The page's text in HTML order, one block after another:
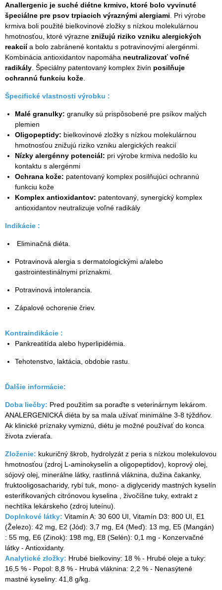
Anallergenic je suché diétne krmivo, ktoré bolo vyvinuté
špeciálne pre psov trpiacich výraznými alergiami . Pri výrobe
krmiva boli použité bielkovinové zložky s nízkou molekulárnou
hmotnosťou, ktoré výrazne znižujú riziko vzniku alergických
reakciía bolo zabránené kontaktu s potravinovými alergénmi.
Kombinácia antioxidantov napomáha neutralizovať voľné
radikály . Špeciálny patentovaný komplex živín posilňuje
ochrannú funkciu kože
Špecifické vlastnosti výrobku :
Malé granulky: granulky sú prispôsobené pre psíkov malých
plemien
Oligopeptidy: bielkovinové zložky s nízkou molekulárnou
hmotnosťou znižujú riziko vzniku alergických reakcií
Nízky alergénny potenciál: pri výrobe krmiva nedošlo ku
kontaktu s alergénmi
Ochrana kože: patentovaný komplex posilňujúci ochrannú
funkciu kože
Komplex antioxidantov: patentovaný, synergický komplex
antioxidantov neutralizuje voľné radikály
Indikácie :
Eliminačná diéta.
Potravinová alergia s dermatologickými a/alebo
gastrointestinálnymi príznakmi.
Potravinová intolerancia.
Zápalové ochorenie čriev.
Kontraindikácie :
Pankreatitída alebo hyperlipidémia.
Tehotenstvo, laktácia, obdobie rastu.
Ďalšie informácie:
Doba liečby: Pred použitím sa poraďte s veterinárnym lekárom.
ANALERGENICKÁ diéta by sa mala užívať minimálne 3-8 týždňov.
Ak klinické príznaky vymiznú, diétu je možné používať do konca
života zvieraťa.
Zloženie: kukuričný škrob, hydrolyzát z peria s nízkou molekulovou
hmotnosťou (zdroj L-aminokyselín a oligopeptidov), koprový olej,
sójový olej, minerálne látky, rastlinná vláknina, dužina čakanky,
fruktooligosacharidy, rybí tuk, mono- a diglyceridy mastných kyselín
esterifikovaných citrónovou kyselina , živočíšne tuky, extrakt z
nechtíka lekárskeho (zdroj luteínu).
Doplnkové látky: Vitamín A: 30 600 UI, Vitamín D3: 800 UI, E1
(Železo): 42 mg, E2 (Jód): 3,7 mg, E4 (Meď): 13 mg, E5 (Mangán)
: 55 mg, E6 (Zinok): 198 mg, E8 (Selén): 0,1 mg - Konzervačné
látky - Antioxidanty.
Analytické zložky: Hrubé bielkoviny: 18 % - Hrubé oleje a tuky:
16,5 % - Popol: 8,8 % - Hrubá vláknina: 2,2 % - Nenasýtené
mastné kyseliny: 41,8 g/kg.